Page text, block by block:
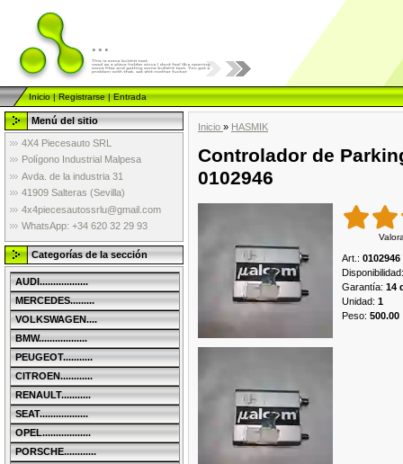
...
Inicio|Registrarse|Entrada
Menú del sitio
4X4 Piecesauto SRL
Polígono Industrial Malpesa
Avda. de la industria 31
41909 Salteras (Sevilla)
4x4piecesautossrlu@gmail.com
WhatsApp: +34 620 32 29 93
Categorías de la sección
AUDI..................
MERCEDES.........
VOLKSWAGEN....
BMW..................
PEUGEOT...........
CITROEN............
RENAULT...........
SEAT..................
OPEL..................
PORSCHE............
Inicio » HASMIK
Controlador de
0102946
Art. : 0102946
Disponibilidad:
Garantía: 14
Unidad: 1
Peso: 500.00